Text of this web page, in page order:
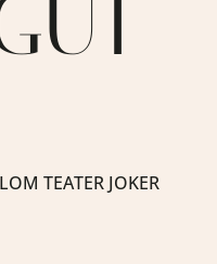
TEATER JOKER